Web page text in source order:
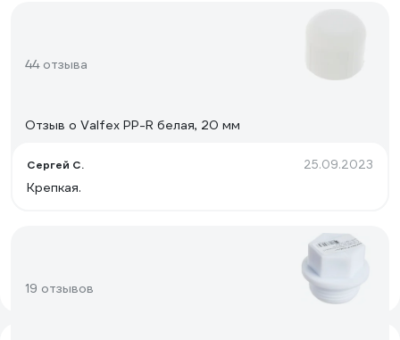
44 отзыва
Отзыв о Valfex PP-R белая, 20 мм
Сергей С. 25.09.2023
Крепкая.
19 отзывов